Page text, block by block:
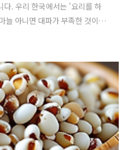
다. 우리 한국에서는 '요리를 하
늘 아니면 대파가 부족한 것이
인이 사랑하는 식재료입니다.
좋고 면역력을 향상해 주는 비타
에는 면역력과 바이러스 침투를
있습니다. 파를 먹으면 전체적
에 있는 네기올 성분은 살균과
이러스들을 효과적으로 제거해